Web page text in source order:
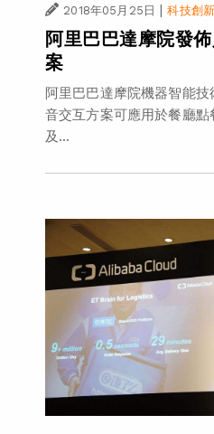
2018年05月25日 | 科技創新
阿里巴巴達摩院發
案
阿里巴巴達摩院機器智能
音交互方案可應用於餐廳
及...